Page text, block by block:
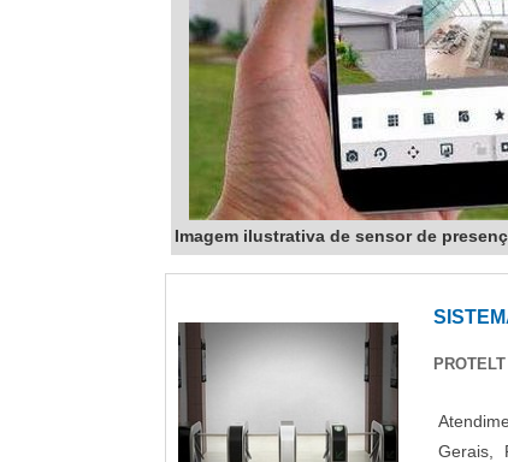
Imagem ilustrativa de sensor de
Gerais,